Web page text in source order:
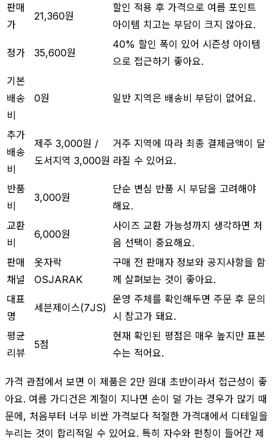
판매
가
21,360원
할인 적용 후 가격으로 여름 포인트
아이템 치고는 부담이 크지 않아요.
정가 35,600원
40% 할인 폭이 있어 시즌성 아이템
으로 접근하기 좋아요.
기본
배송
비
0원 일반 지역은 배송비 부담이 없어요.
추가
배송
비
제주 3,000원 /
도서지역 3,000원
거주 지역에 따라 최종 결제금액이 달
라질 수 있어요.
반품
비
3,000원
단순 변심 반품 시 부담을 고려해야
해요.
교환
비
6,000원
사이즈 교환 가능성까지 생각하면 처
음 선택이 중요해요.
판매
채널
옷자락
OSJARAK
구매 전 판매자 정보와 공지사항을 함
께 살펴보는 것이 좋아요.
대표
명
세븐제이스(7JS)
운영 주체를 확인해두면 주문 후 문의
시 참고가 돼요.
평균
리뷰
5점
현재 확인된 평점은 매우 높지만 표본
수는 적어요.
가격 관점에서 보면 이 제품은 2만 원대 초반이라서 접근성이 좋
아요. 여름 가디건은 계절이 지나면 손이 덜 가는 경우가 많기 때
문에, 처음부터 너무 비싼 가격보다 적절한 가격대에서 디테일을
누리는 것이 합리적일 수 있어요. 특히 자수와 펀칭이 들어간 제